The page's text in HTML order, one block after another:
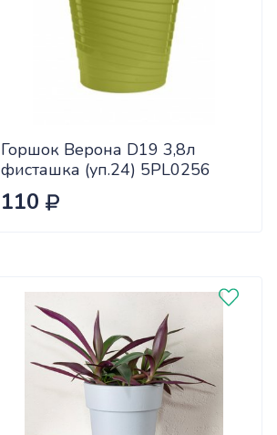
Горшок Верона D19 3,8л
фисташка (уп.24) 5PL0256
110